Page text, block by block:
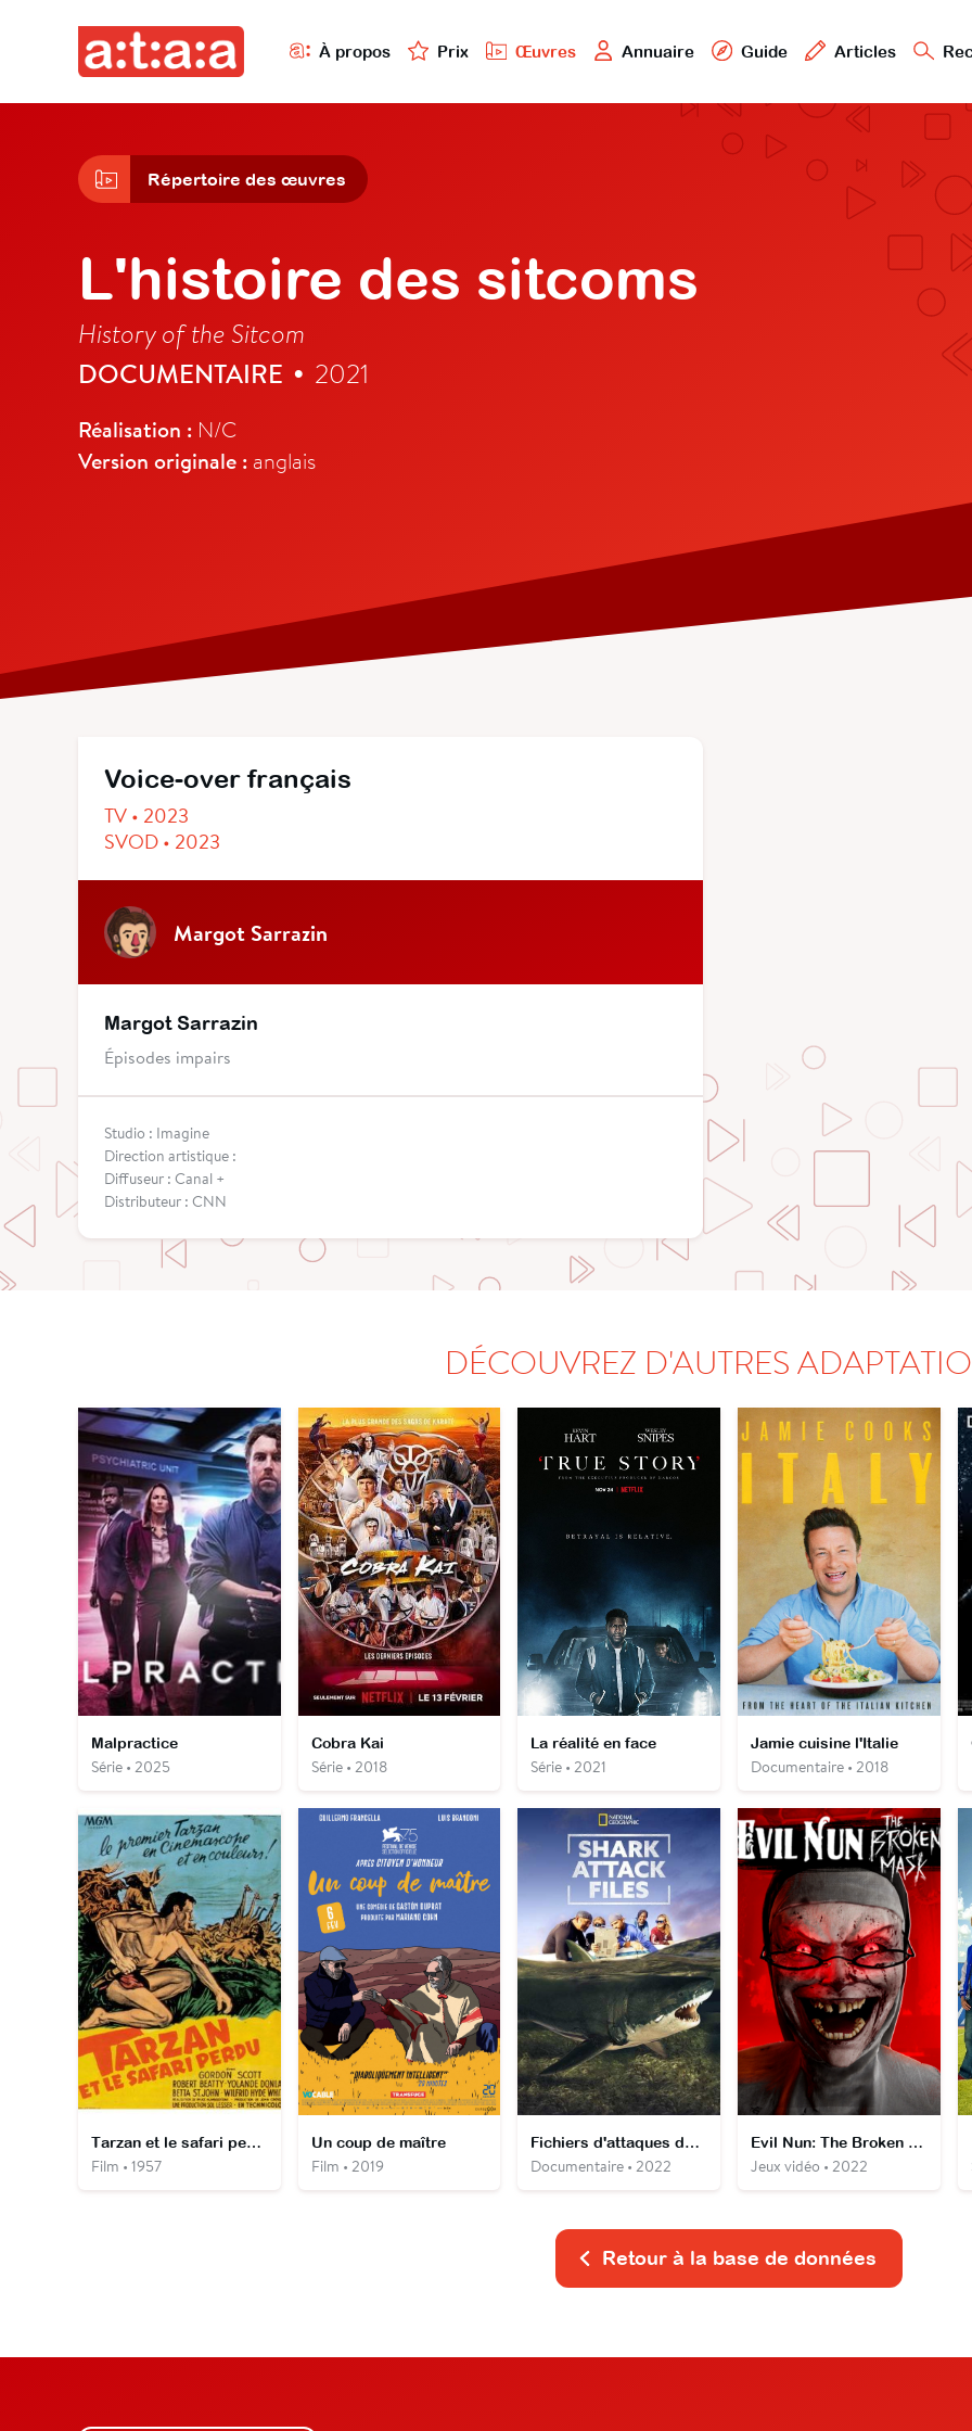
À propos Prix Œuvres Annuaire Guide Articles
Répertoire des œuvres
L'histoire des sitcoms
History of the Sitcom
DOCUMENTAIRE • 2021
Réalisation : N/C
Version originale : anglais
Voice-over français
TV • 2023
SVOD • 2023
Margot Sarrazin
Margot Sarrazin
Épisodes impairs
Studio : Imagine
Direction artistique :
Diffuseur : Canal +
Distributeur : CNN
DÉCOUVREZ D'AUTRES
Malpractice
Série • 2025
Cobra Kai
Série • 2018
La réalité en face
Série • 2021
Jamie cuisine l'Italie
Documentaire • 2018
Tarzan et le safari perdu
Film • 1957
Un coup de maître
Film • 2019
Fichiers d'attaques de requins
Documentaire • 2022
Evil Nun: The Broken Mask
Jeux vidéo • 2022
Retour à la base de données